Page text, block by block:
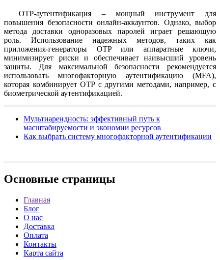
OTP-аутентификация – мощный инструмент для
повышения безопасности онлайн-аккаунтов. Однако, выбор
метода доставки одноразовых паролей играет решающую
роль. Использование надежных методов, таких как
приложения-генераторы OTP или аппаратные ключи,
минимизирует риски и обеспечивает наивысший уровень
защиты. Для максимальной безопасности рекомендуется
использовать многофакторную аутентификацию (MFA),
которая комбинирует OTP с другими методами, например, с
биометрической аутентификацией.
Мультиарендность: эффективный путь к
масштабируемости и экономии ресурсов
Как выбрать систему многофакторной аутентификации
Основные страницы
Главная
Блог
О нас
Доставка
Оплата
Контакты
Карта сайта